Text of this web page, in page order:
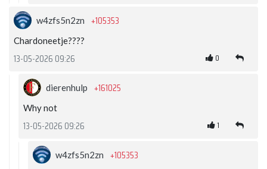
w4zfs5n2zn +105353
Chardoneetje????
13-05-2026 09:26 0
dierenhulp +161025
Why not
13-05-2026 09:26 1
w4zfs5n2zn +105353